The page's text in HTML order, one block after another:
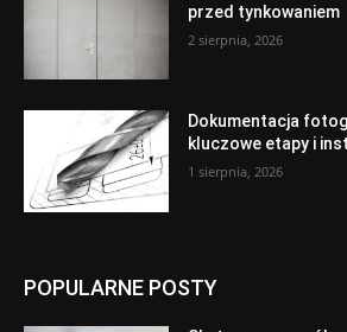
przed tynkowaniem
2 sierpnia, 2026
Dokumentacja
kluczowe etapy i
1 sierpnia, 2026
POPULARNE POSTY